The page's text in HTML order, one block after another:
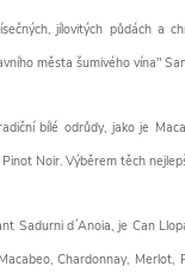
jílovitých půdách a
města šumivého vína"
bílé odrůdy, jako je
Noir. Výběrem těch
Sadurni d´Anoia, je Can
Chardonnay,